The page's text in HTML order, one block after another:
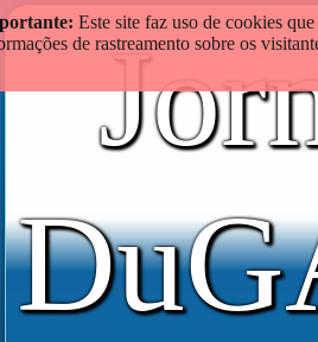
Este site faz uso de cookies
de rastreamento sobre os